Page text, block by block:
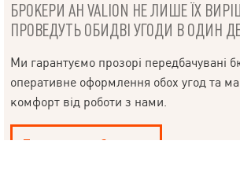
БРОКЕРИ АН VALION НЕ ЛИШЕ ЇХ
ПРОВЕДУТЬ ОБИДВІ УГОДИ В ОДИН
Ми гарантуємо прозорі передбачувані
оперативне оформлення обох угод та
комфорт від роботи з нами.
Продати, щоб купити
Мова
© 2019 – 2026 Valion real estate. Всі
компаніями